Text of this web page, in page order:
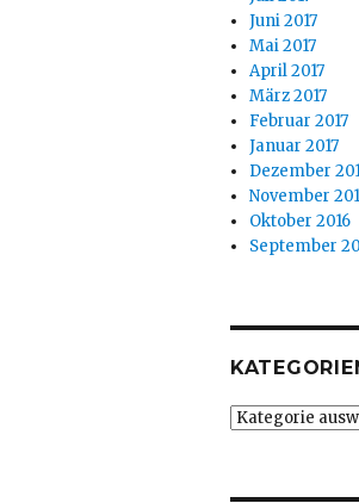
Juni 2017
Mai 2017
April 2017
März 2017
Februar 2017
Januar 2017
Dezember
November
Oktober 2016
September
Kategorien